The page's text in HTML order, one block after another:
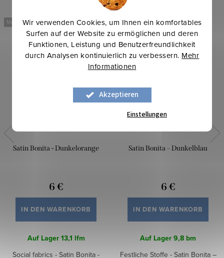
Wir verwenden Cookies, um Ihnen ein komfortables
Surfen auf der Website zu ermöglichen und deren
Funktionen, Leistung und Benutzerfreundlichkeit
durch Analysen kontinuierlich zu verbessern. Mehr
Informationen
Akzeptieren
Einstellungen
Mehr für weniger
Satin Bonita - Dunkelorange
6 €
IN DEN WARENKORB
Auf Lager13,1 lfm
Social fabrics - Satin Bonita -
Mehr für weniger
Satin Bonita – Dunkelblau
6 €
IN DEN WARENKORB
Auf Lager9,8 bm
Festliche Stoffe - Satin Bonita –